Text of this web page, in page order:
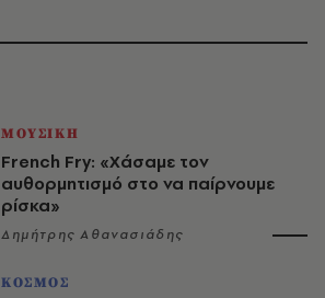
ΜΟΥΣΙΚΗ
French Fry: «Χάσαμε τον
αυθορμητισμό στο να παίρνουμε
ρίσκα»
Δημήτρης Αθανασιάδης
ΚΟΣΜΟΣ